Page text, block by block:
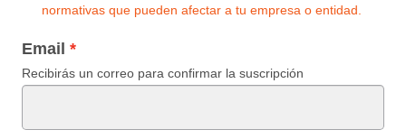
normativas que pueden afectar a tu empresa o entidad.
Email
Recibirás un correo para confirmar la suscripción